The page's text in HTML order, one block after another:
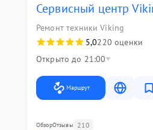
Сервисный центр
Ремонт техники Viking
5,0220 оценки
Открыто до 21:00
Маршрут
ОбзорОтзывы 210